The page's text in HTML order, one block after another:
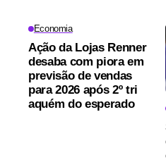
Economia
Ação da Lojas Renner
desaba com piora em
previsão de vendas
para 2026 após 2º tri
aquém do esperado